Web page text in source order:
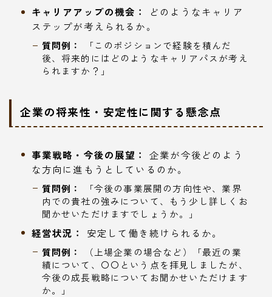
キャリアアップの機会：
どのようなキャリア
ステップが考えられるか。
質問例：
「このポジションで経験を積んだ
後、将来的にはどのようなキャリアパスが考え
られますか？」
企業の将来性・安定性に関する懸念点
事業戦略・今後の展望：
企業が今後どのよう
な方向に進もうとしているのか。
質問例：
「今後の事業展開の方向性や、業界
内での貴社の強みについて、もう少し詳しくお
聞かせいただけますでしょうか。」
経営状況： 安定して働き続けられるか。
質問例：
（上場企業の場合など）「最近の業
績について、〇〇という点を拝見しましたが、
今後の成長戦略についてお聞かせいただけます
か。」